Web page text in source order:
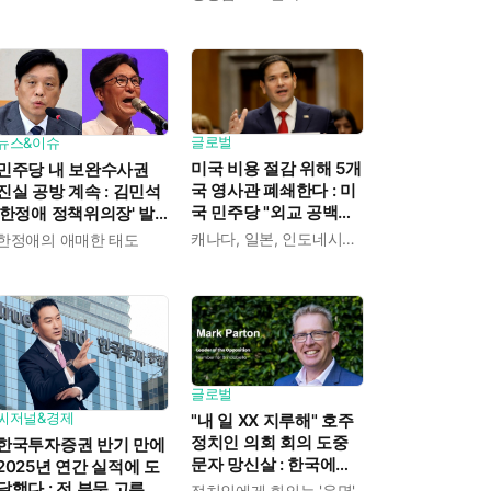
스&이슈
주당 내 보완수사권
실 공방 계속 : 김민석
정애 정책위의장' 발
근거로 내세우자 사
정애의 애매한 태도
글로벌
미국 비용 절감 위해 5개
국 영사관 폐쇄한다 : 미
국 민주당 "외교 공백에
중국이 파고들 수 있다"캐나다, 일본, 인도네시아, 카메룬, 그레나다
저널&경제
국투자증권 반기 만에
년 연간 실적에 도
글로벌
"내 일 XX 지루해" 호주
정치인 의회 회의 도중
문자 망신살 : 한국에도
이런 '사고' 많았지